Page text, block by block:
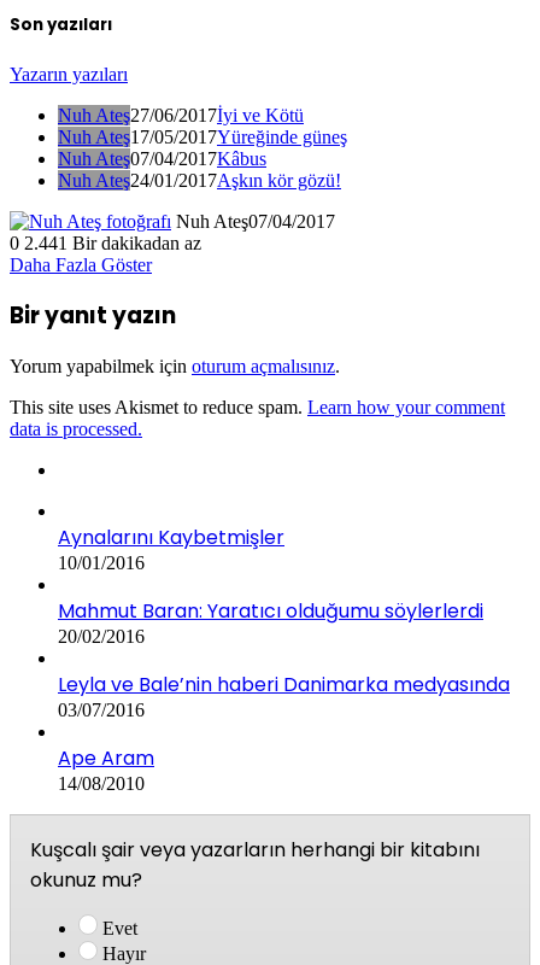
Son yazıları
Yazarın yazıları
Nuh Ateş27/06/2017İyi ve Kötü
Nuh Ateş17/05/2017Yüreğinde güneş
Nuh Ateş07/04/2017Kâbus
Nuh Ateş24/01/2017Aşkın kör gözü!
Nuh Ateş07/04/2017
0 2.441 Bir dakikadan az
Daha Fazla Göster
Bir yanıt yazın
Yorum yapabilmek için oturum açmalısınız.
This site uses Akismet to reduce spam. Learn how your comment
data is processed.
Aynalarını Kaybetmişler
10/01/2016
Mahmut Baran: Yaratıcı olduğumu söylerlerdi
20/02/2016
Leyla ve Bale’nin haberi Danimarka medyasında
03/07/2016
Ape Aram
14/08/2010
Kuşcalı şair veya yazarların herhangi bir kitabını
okunuz mu?
Evet
Hayır